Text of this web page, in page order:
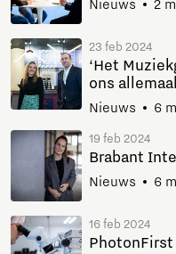
Nieuws 2
23 feb 2024
‘Het
ons
Nieuws 6
19 feb 2024
Brabant
Nieuws 6
16 feb 2024